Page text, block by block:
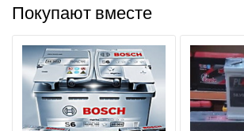
Покупают вместе
При отсутствии связи - пишите, звоните в
Telegram (093) 600-51-11
Написать в Viber